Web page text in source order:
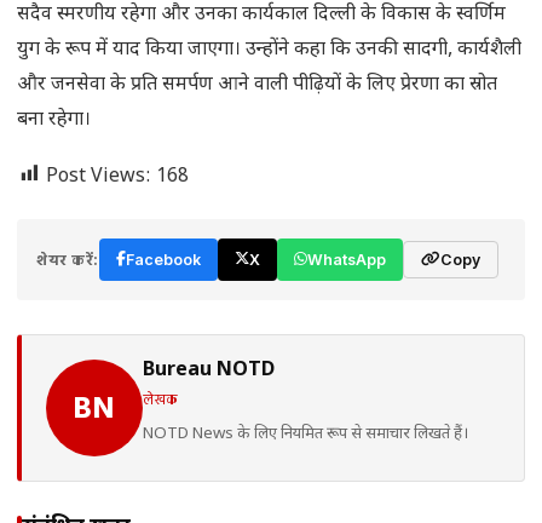
सदैव स्मरणीय रहेगा और उनका कार्यकाल दिल्ली के विकास के स्वर्णिम
युग के रूप में याद किया जाएगा। उन्होंने कहा कि उनकी सादगी, कार्यशैली
और जनसेवा के प्रति समर्पण आने वाली पीढ़ियों के लिए प्रेरणा का स्रोत
बना रहेगा।
Post Views: 168
शेयर करें: Facebook X WhatsApp Copy
BN
Bureau NOTD
लेखक
NOTD News के लिए नियमित रूप से समाचार लिखते हैं।